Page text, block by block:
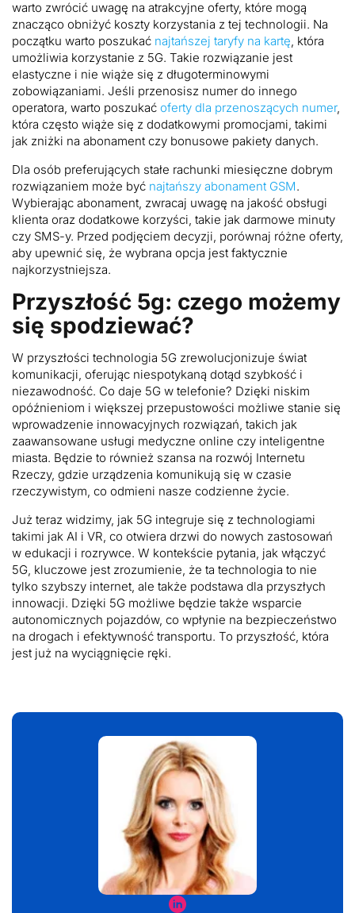
warto zwrócić uwagę na atrakcyjne oferty, które mogą
znacząco obniżyć koszty korzystania z tej technologii. Na
początku warto poszukać najtańszej taryfy na kartę , która
umożliwia korzystanie z 5G. Takie rozwiązanie jest
elastyczne i nie wiąże się z długoterminowymi
zobowiązaniami. Jeśli przenosisz numer do innego
operatora, warto poszukać oferty dla przenoszących numer,
która często wiąże się z dodatkowymi promocjami, takimi
jak zniżki na abonament czy bonusowe pakiety danych.
Dla osób preferujących stałe rachunki miesięczne dobrym
rozwiązaniem może być najtańszy abonament GSM.
Wybierając abonament, zwracaj uwagę na jakość obsługi
klienta oraz dodatkowe korzyści, takie jak darmowe minuty
czy SMS-y. Przed podjęciem decyzji, porównaj różne oferty,
aby upewnić się, że wybrana opcja jest faktycznie
najkorzystniejsza.
Przyszłość 5g: czego możemy
się spodziewać?
W przyszłości technologia 5G zrewolucjonizuje świat
komunikacji, oferując niespotykaną dotąd szybkość i
niezawodność. Co daje 5G w telefonie? Dzięki niskim
opóźnieniom i większej przepustowości możliwe stanie się
wprowadzenie innowacyjnych rozwiązań, takich jak
zaawansowane usługi medyczne online czy inteligentne
miasta. Będzie to również szansa na rozwój Internetu
Rzeczy, gdzie urządzenia komunikują się w czasie
rzeczywistym, co odmieni nasze codzienne życie.
Już teraz widzimy, jak 5G integruje się z technologiami
takimi jak AI i VR, co otwiera drzwi do nowych zastosowań
w edukacji i rozrywce. W kontekście pytania, jak włączyć
5G, kluczowe jest zrozumienie, że ta technologia to nie
tylko szybszy internet, ale także podstawa dla przyszłych
innowacji. Dzięki 5G możliwe będzie także wsparcie
autonomicznych pojazdów, co wpłynie na bezpieczeństwo
na drogach i efektywność transportu. To przyszłość, która
jest już na wyciągnięcie ręki.
Jolanta
Bigus